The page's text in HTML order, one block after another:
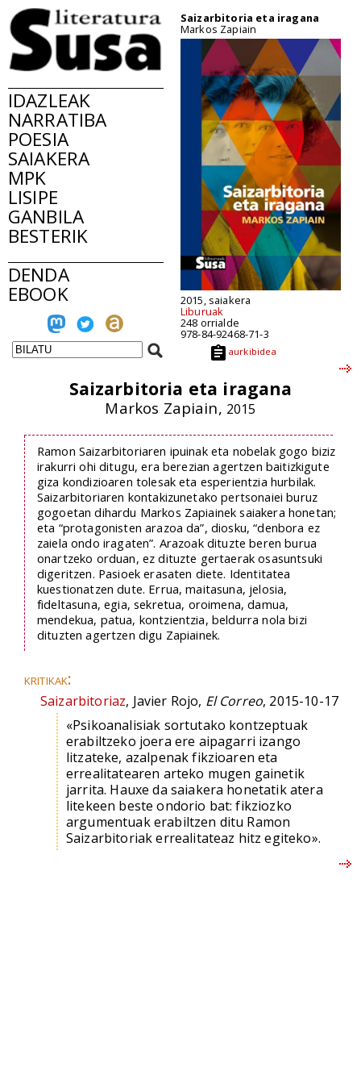
IDAZLEAK
NARRATIBA
POESIA
SAIAKERA
MPK
LISIPE
GANBILA
BESTERIK
DENDA
EBOOK
Saizarbitoria eta iragana
Markos Zapiain
2015, saiakera
Liburuak
248 orrialde
978-84-92468-71-3
aurkibidea
Saizarbitoria eta iragana
Markos Zapiain, 2015
Ramon Saizarbitoriaren ipuinak eta nobelak gogo biziz
irakurri ohi ditugu, era berezian agertzen baitizkigute
giza kondizioaren tolesak eta esperientzia hurbilak.
Saizarbitoriaren kontakizunetako pertsonaiei buruz
gogoetan dihardu Markos Zapiainek saiakera honetan;
eta “protagonisten arazoa da”, diosku, “denbora ez
zaiela ondo iragaten”. Arazoak dituzte beren burua
onartzeko orduan, ez dituzte gertaerak osasuntsuki
digeritzen. Pasioek erasaten diete. Identitatea
kuestionatzen dute. Errua, maitasuna, jelosia,
fideltasuna, egia, sekretua, oroimena, damua,
mendekua, patua, kontzientzia, beldurra nola bizi
dituzten agertzen digu Zapiainek.
kritikak:
Saizarbitoriaz, Javier Rojo, El Correo, 2015-10-17
«Psikoanalisiak sortutako kontzeptuak
erabiltzeko joera ere aipagarri izango
litzateke, azalpenak fikzioaren eta
errealitatearen arteko mugen gainetik
jarrita. Hauxe da saiakera honetatik atera
litekeen beste ondorio bat: fikziozko
argumentuak erabiltzen ditu Ramon
Saizarbitoriak errealitateaz hitz egiteko».